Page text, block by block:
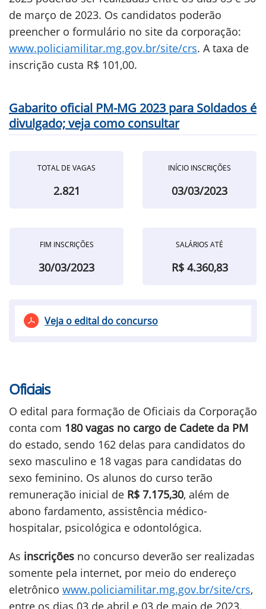
de março de 2023. Os candidatos poderão
preencher o formulário no site da corporação:
www.policiamilitar.mg.gov.br/site/crs. A taxa de
inscrição custa R$ 101,00.
Gabarito oficial PM-MG 2023 para Soldados é
divulgado; veja como consultar
TOTAL DE VAGAS
2.821
INÍCIO INSCRIÇÕES
03/03/2023
FIM INSCRIÇÕES
30/03/2023
SALÁRIOS ATÉ
R$ 4.360,83
Veja o edital do concurso
Oficiais
O edital para formação de Oficiais da Corporação
conta com 180 vagas no cargo de Cadete da PM
do estado, sendo 162 delas para candidatos do
sexo masculino e 18 vagas para candidatas do
sexo feminino. Os alunos do curso terão
remuneração inicial de R$ 7.175,30, além de
abono fardamento, assistência médico-
hospitalar, psicológica e odontológica.
As inscrições no concurso deverão ser realizadas
somente pela internet, por meio do endereço
eletrônico www.policiamilitar.mg.gov.br/site/crs,
entre os dias 03 de abril e 03 de maio de 2023.